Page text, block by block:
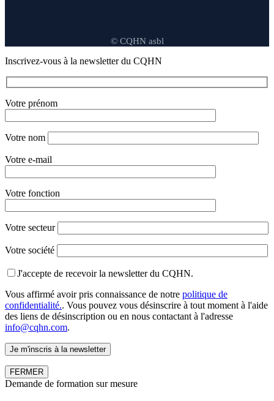
© CQHN asbl
Inscrivez-vous à la newsletter du CQHN
Votre prénom
Votre nom
Votre e-mail
Votre fonction
Votre secteur
Votre société
J'accepte de recevoir la newsletter du CQHN.
Vous affirmé avoir pris connaissance de notre politique de
confidentialité.. Vous pouvez vous désinscrire à tout moment à l'aide
des liens de désinscription ou en nous contactant à l'adresse
info@cqhn.com.
FERMER
Demande de formation sur mesure